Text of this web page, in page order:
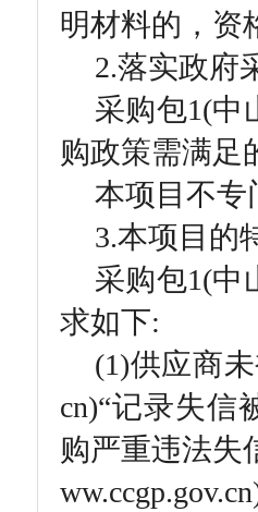
明材料的，资
2.落实政府
采购包1(中
购政策需满足
本项目不专
3.本项目的
采购包1(中
求如下:
(1)供应商
cn)“记录失信
购严重违法失